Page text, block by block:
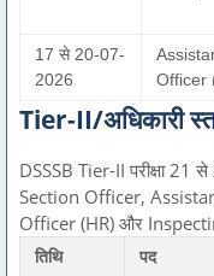
17 से 20-07-
2026
Officer
Tier-II/अधिकारी
DSSSB Tier-II परीक्षा
Section Officer,
Officer (HR) और
तिथि पद